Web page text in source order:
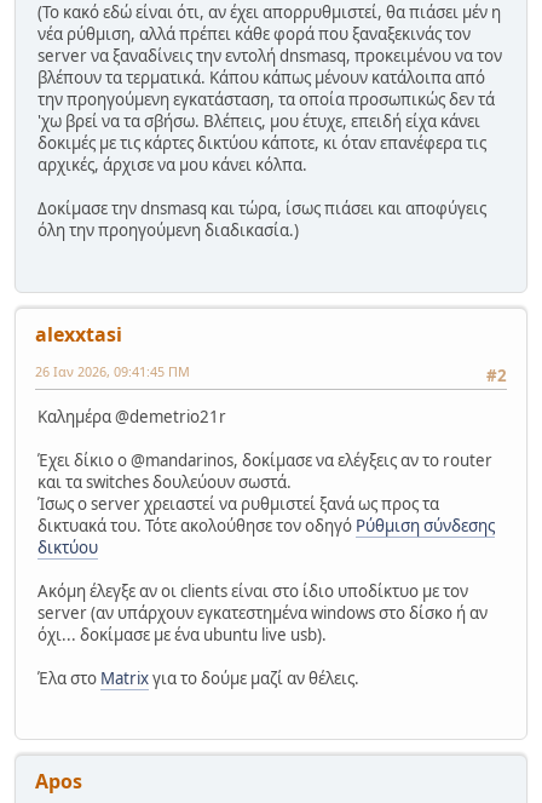
(Το κακό εδώ είναι ότι, αν έχει απορρυθμιστεί, θα πιάσει μέν η
νέα ρύθμιση, αλλά πρέπει κάθε φορά που ξαναξεκινάς τον
server να ξαναδίνεις την εντολή dnsmasq, προκειμένου να τον
βλέπουν τα τερματικά. Κάπου κάπως μένουν κατάλοιπα από
την προηγούμενη εγκατάσταση, τα οποία προσωπικώς δεν τά
'χω βρεί να τα σβήσω. Βλέπεις, μου έτυχε, επειδή είχα κάνει
δοκιμές με τις κάρτες δικτύου κάποτε, κι όταν επανέφερα τις
αρχικές, άρχισε να μου κάνει κόλπα.
Δοκίμασε την dnsmasq και τώρα, ίσως πιάσει και αποφύγεις
όλη την προηγούμενη διαδικασία.)
alexxtasi
#2
26 Ιαν 2026, 09:41:45 ΠΜ
Καλημέρα @demetrio21r
Έχει δίκιο ο @mandarinos, δοκίμασε να ελέγξεις αν το router
και τα switches δουλεύουν σωστά.
Ίσως ο server χρειαστεί να ρυθμιστεί ξανά ως προς τα
δικτυακά του. Τότε ακολούθησε τον οδηγό Ρύθμιση σύνδεσης
δικτύου
Ακόμη έλεγξε αν οι clients είναι στο ίδιο υποδίκτυο με τον
server (αν υπάρχουν εγκατεστημένα windows στο δίσκο ή αν
όχι... δοκίμασε με ένα ubuntu live usb).
Έλα στο Matrixγια το δούμε μαζί αν θέλεις.
Apos